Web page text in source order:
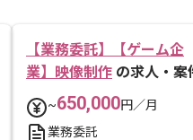
【業務委託】【ゲーム企
業】映像制作 の求人・案
~650,000円／月
業務委託